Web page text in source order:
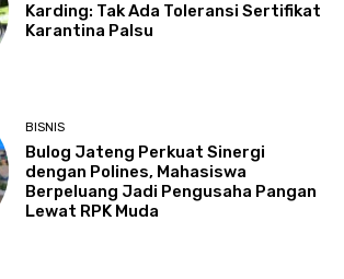
Karding: Tak Ada Toleransi Sertifikat
Karantina Palsu
BISNIS
Bulog Jateng Perkuat Sinergi
dengan Polines, Mahasiswa
Berpeluang Jadi Pengusaha Pangan
Lewat RPK Muda